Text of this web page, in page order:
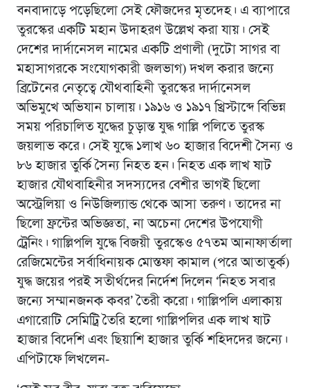
বনবাদাড়ে পড়েছিলো সেই ফৌজদের মৃতদেহ। এ ব্যাপারে
তুরস্কের একটি মহান উদাহরণ উল্লেখ করা যায়। সেই
দেশের দার্দানেসল নামের একটি প্রণালী (দুটো সাগর বা
মহাসাগরকে সংযোগকারী জলভাগ) দখল করার জন্যে
ব্রিটেনের নেতৃত্বে যৌথবাহিনী তুরস্কের দার্দানেসল
অভিমুখে অভিযান চালায়। ১৯১৬ ও ১৯১৭ খ্রিস্টাব্দে বিভিন্ন
সময় পরিচালিত যুদ্ধের চুড়ান্ত যুদ্ধ গাল্লি পলিতে তুরস্ক
জয়লাভ করে। সেই যুদ্ধে ১লাখ ৬০ হাজার বিদেশী সৈন্য ও
৮৬ হাজার তুর্কি সৈন্য নিহত হন। নিহত এক লাখ ষাট
হাজার যৌথবাহিনীর সদস্যদের বেশীর ভাগই ছিলো
অস্ট্রেলিয়া ও নিউজিল্যান্ড থেকে আসা তরুণ। তাদের না
ছিলো ফ্রন্টের অভিজ্ঞতা, না অচেনা দেশের উপযোগী
ট্রেনিং। গাল্লিপলি যুদ্ধে বিজয়ী তুরস্কেও ৫৭তম আনাফার্তালা
রেজিমেন্টের সর্বাধিনায়ক মোস্তফা কামাল (পরে আতাতুর্ক)
যুদ্ধ জয়ের পরই সতীর্থদের নির্দেশ দিলেন ‘নিহত সবার
জন্যে সম্মানজনক কবর’ তৈরী করো। গাল্লিপলি এলাকায়
এগারোটি সেমিট্রি তৈরি হলো গাল্লিপলির এক লাখ ষাট
হাজার বিদেশি এবং ছিয়াশি হাজার তুর্কি শহিদদের জন্যে।
এপিটাফে লিখলেন-